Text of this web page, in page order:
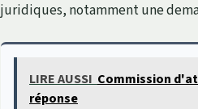
juridiques, notamment une
LIRE AUSSI Commission
réponse